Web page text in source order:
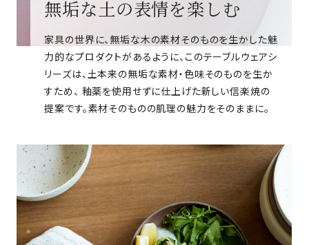
無垢な土の表情を楽しむ
家具の世界に、無垢な木の素材そのものを生かした魅
力的なプロダクトがあるように、このテーブルウェアシ
リーズは、土本来の無垢な素材・色味そのものを生か
すため、 釉薬を使用せずに仕上げた新しい信楽焼の
提案です。素材そのものの肌理の魅力をそのままに。